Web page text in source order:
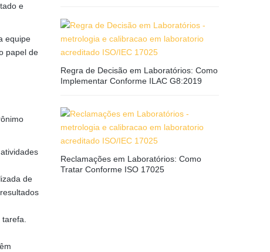
e
equipe
papel de
de
Regra de Decisão em Laboratórios: Como
Implementar Conforme ILAC G8:2019
Reclamações em Laboratórios: Como
Tratar Conforme ISO 17025